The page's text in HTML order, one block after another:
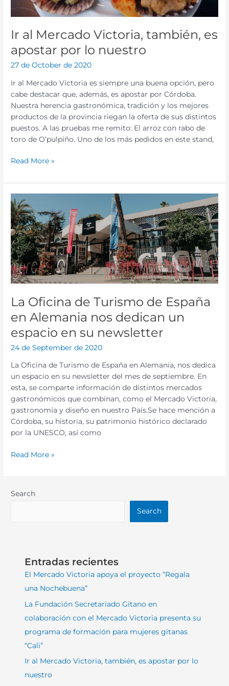
Ir al Mercado Victoria, también, es
apostar por lo nuestro
27 de October de 2020
Ir al Mercado Victoria es siempre una buena opción, pero
cabe destacar que, además, es apostar por Córdoba.
Nuestra herencia gastronómica, tradición y los mejores
productos de la provincia riegan la oferta de sus distintos
puestos. A las pruebas me remito: El arroz con rabo de
toro de O’pulpiño. Uno de los más pedidos en este stand,
nuestro
Read More »
La Oficina de Turismo de España
en Alemania nos dedican un
espacio en su newsletter
24 de September de 2020
La Oficina de Turismo de España en Alemania, nos dedica
un espacio en su newsletter del mes de septiembre. En
esta, se comparte información de distintos mercados
gastronómicos que combinan, como el Mercado Victoria,
gastronomía y diseño en nuestro País.Se hace mención a
Córdoba, su historia, su patrimonio histórico declarado
por la UNESCO, así como
La
Oficina
de
Turismo
de
España
en
Alemania
dedican
espacio
en
su
Read More »
Search
Search
Entradas recientes
El Mercado Victoria apoya el proyecto “Regala
una Nochebuena”
La Fundación Secretariado Gitano en
colaboración con el Mercado Victoria presenta su
programa de formación para mujeres gitanas
“Cali”
Ir al Mercado Victoria, también, es apostar por lo
nuestro